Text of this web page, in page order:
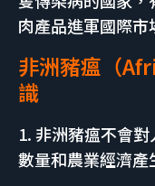
肉產品進軍國際市
非洲豬瘟（
識
1. 非洲豬瘟不會
數量和農業經濟產